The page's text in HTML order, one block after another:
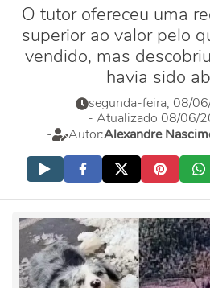
O tutor ofereceu uma
superior ao valor pelo
vendido, mas
havia sido
segunda-feira, 08/
- Atualizado 08/06/
-
Autor:Alexandre